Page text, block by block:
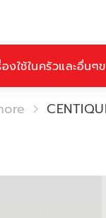
องใช้ในครัวและอื่นๆ